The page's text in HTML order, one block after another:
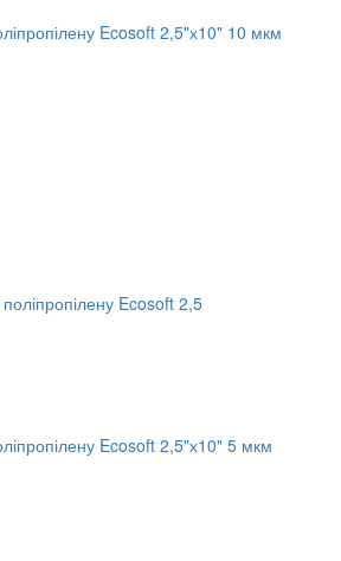
Ecosoft 2,5"х10" 10 мкм
Ecosoft 2,5"х10" 5 мкм